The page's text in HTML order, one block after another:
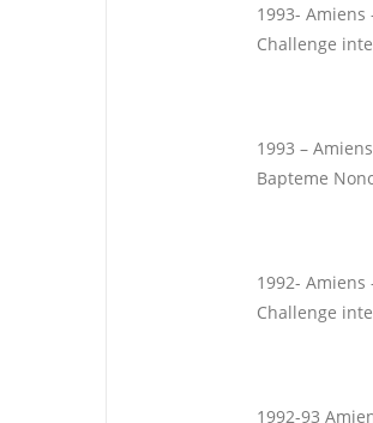
1993- Amiens
Challenge
1993 –
Bapteme
1992- Amiens
Challenge
1992-93